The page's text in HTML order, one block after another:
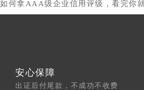
如何拿AAA级企业信用评级，看完你
安心保障
出证后付尾款，不成功不收费